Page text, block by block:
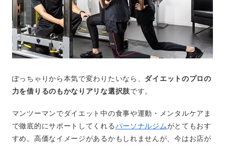
ぽっちゃりから本気で変わりたいなら、 ダイエットのプロの
力を借りるのもかなりアリな選択肢です。
マンツーマンでダイエット中の食事や運動・メンタルケアま
で徹底的にサポートしてくれる パーソナルジムがとてもおす
すめ。高価なイメージがあるかもしれませんが、今はお店が